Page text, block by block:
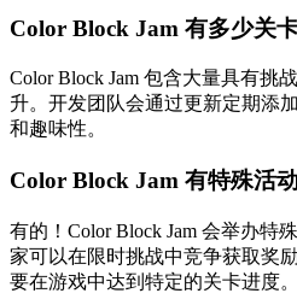
Color Block Jam 有多少关
Color Block Jam 包含大量具有挑
升。开发团队会通过更新定期添
和趣味性。
Color Block Jam 有特殊活
有的！Color Block Jam 会举办特
家可以在限时挑战中竞争获取奖
要在游戏中达到特定的关卡进度。